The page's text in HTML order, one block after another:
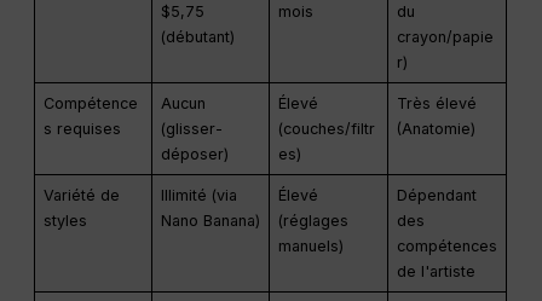
$5,75
(débutant)
mois
du
crayon/papie
r)
Compétence
s requises
Aucun
(glisser-
déposer)
Élevé
(couches/filtr
es)
Très élevé
(Anatomie)
Variété de
styles
Illimité (via
Nano Banana)
Élevé
(réglages
manuels)
Dépendant
des
compétences
de l'artiste